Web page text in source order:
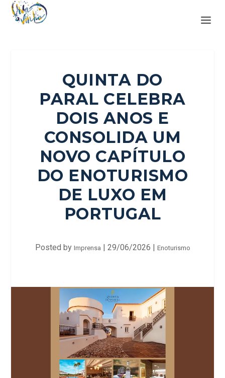
QUINTA DO
PARAL CELEBRA
DOIS ANOS E
CONSOLIDA UM
NOVO CAPÍTULO
DO ENOTURISMO
DE LUXO EM
PORTUGAL
Posted by Imprensa | 29/06/2026 | Enoturismo